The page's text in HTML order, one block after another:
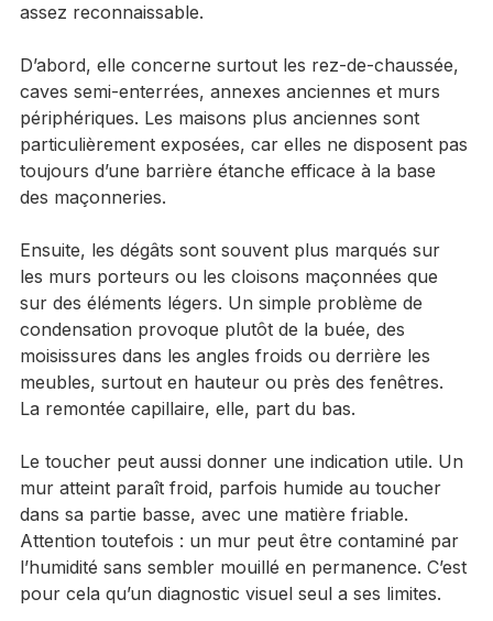
contexte. Une remontée capillaire suit une logique
assez reconnaissable.
D’abord, elle concerne surtout les rez-de-chaussée,
caves semi-enterrées, annexes anciennes et murs
périphériques. Les maisons plus anciennes sont
particulièrement exposées, car elles ne disposent pas
toujours d’une barrière étanche efficace à la base
des maçonneries.
Ensuite, les dégâts sont souvent plus marqués sur
les murs porteurs ou les cloisons maçonnées que
sur des éléments légers. Un simple problème de
condensation provoque plutôt de la buée, des
moisissures dans les angles froids ou derrière les
meubles, surtout en hauteur ou près des fenêtres.
La remontée capillaire, elle, part du bas.
Le toucher peut aussi donner une indication utile. Un
mur atteint paraît froid, parfois humide au toucher
dans sa partie basse, avec une matière friable.
Attention toutefois : un mur peut être contaminé par